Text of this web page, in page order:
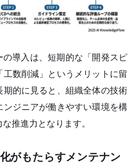
導入は、短期的な「開発スピ
工数削減」というメリットに留
期的に見ると、組織全体の技術
ンジニアが働きやすい環境を構
推進力となります。
がもたらすメンテナン